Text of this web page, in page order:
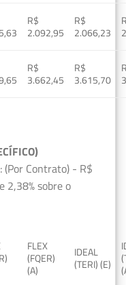
R$
2.092,95
R$
2.066,23
R$
3.662,45
R$
3.615,70
(Por Contrato) - R$
2,38% sobre o
FLEX
(FQER)
(A)
IDEAL
(TERI) (E)